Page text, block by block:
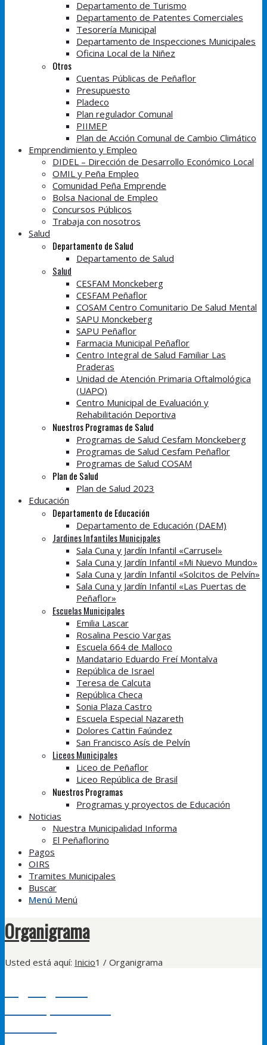
Departamento de Turismo
Departamento de Patentes Comerciales
Tesorería Municipal
Departamento de Inspecciones Municipales
Oficina Local de la Niñez
Otros
Cuentas Públicas de Peñaflor
Presupuesto
Pladeco
Plan regulador Comunal
PIIMEP
Plan de Acción Comunal de Cambio Climático
Emprendimiento y Empleo
DIDEL – Dirección de Desarrollo Económico Local
OMIL y Peña Empleo
Comunidad Peña Emprende
Bolsa Nacional de Empleo
Concursos Públicos
Trabaja con nosotros
Salud
Departamento de Salud
Departamento de Salud
Salud
CESFAM Monckeberg
CESFAM Peñaflor
COSAM Centro Comunitario De Salud Mental
SAPU Monckeberg
SAPU Peñaflor
Farmacia Municipal Peñaflor
Centro Integral de Salud Familiar Las
Praderas
Unidad de Atención Primaria Oftalmológica
(UAPO)
Centro Municipal de Evaluación y
Rehabilitación Deportiva
Nuestros Programas de Salud
Programas de Salud Cesfam Monckeberg
Programas de Salud Cesfam Peñaflor
Programas de Salud COSAM
Plan de Salud
Plan de Salud 2023
Educación
Departamento de Educación
Departamento de Educación (DAEM)
Jardines Infantiles Municipales
Sala Cuna y Jardín Infantil «Carrusel»
Sala Cuna y Jardín Infantil «Mi Nuevo Mundo»
Sala Cuna y Jardín Infantil «Solcitos de Pelvín»
Sala Cuna y Jardín Infantil «Las Puertas de
Peñaflor»
Escuelas Municipales
Emilia Lascar
Rosalina Pescio Vargas
Escuela 664 de Malloco
Mandatario Eduardo Freí Montalva
República de Israel
Teresa de Calcuta
República Checa
Sonia Plaza Castro
Escuela Especial Nazareth
Dolores Cattin Faúndez
San Francisco Asís de Pelvín
Liceos Municipales
Liceo de Peñaflor
Liceo República de Brasil
Nuestros Programas
Programas y proyectos de Educación
Noticias
Nuestra Municipalidad Informa
El Peñaflorino
Pagos
OIRS
Tramites Municipales
Buscar
Menú Menú
Organigrama
Usted está aquí: Inicio1 / Organigrama